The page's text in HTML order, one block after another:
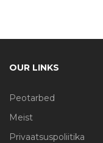
OUR LINKS
Peotarbed
Meist
Privaatsuspoliitika